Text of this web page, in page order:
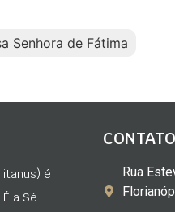
Senhora de Fátima
é
a Sé
CONTATO
Rua